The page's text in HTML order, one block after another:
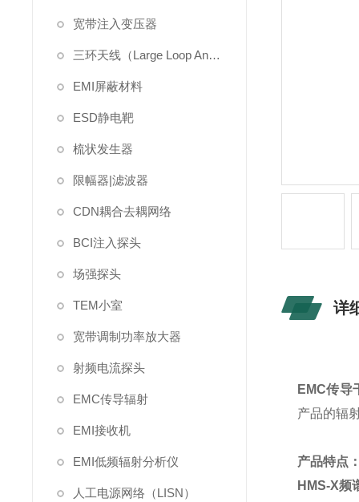
宽带注入变压器
三环天线（Large Loop Antenna）
EMI屏蔽材料
ESD静电靶
梳状发生器
限幅器|滤波器
CDN耦合去耦网络
BCI注入探头
场强探头
TEM小室
宽带调制功率放大器
射频电流探头
EMC传导辐射
EMI接收机
EMI低频辐射分析仪
人工电源网络（LISN）
详
EMC传导
产品的辐
产品特点
HMS-X频